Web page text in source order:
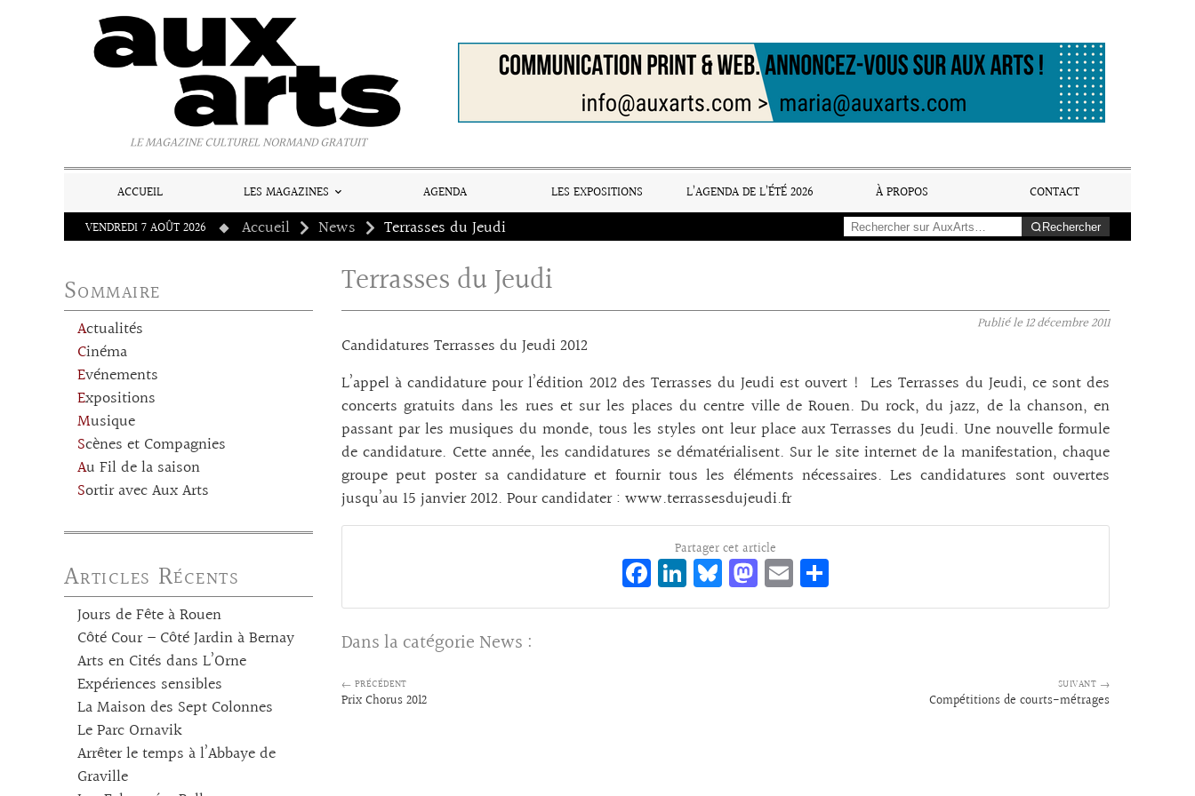
LE MAGAZINE CULTUREL NORMAND GRATUIT
ACCUEIL LES MAGAZINES AGENDA LES EXPOSITIONS L’AGENDA DE L’ÉTÉ 2026 À PROPOS
CONTACT
VENDREDI 7 AOÛT 2026
Accueil News Terrasses du Jeudi Rechercher
Sommaire
Actualités
Cinéma
Evénements
Expositions
Musique
Scènes et Compagnies
Au Fil de la saison
Sortir avec Aux Arts
Articles Récents
Jours de Fête à Rouen
Côté Cour – Côté Jardin à Bernay
Arts en Cités dans L’Orne
Expériences sensibles
La Maison des Sept Colonnes
Le Parc Ornavik
Arrêter le temps à l’Abbaye de
Graville
Terrasses du Jeudi
Publié le12 décembre 2011
Candidatures Terrasses du Jeudi 2012
L’appel à candidature pour l’édition 2012 des Terrasses du Jeudi est ouvert ! Les Terrasses du Jeudi, ce sont des
concerts gratuits dans les rues et sur les places du centre ville de Rouen. Du rock, du jazz, de la chanson, en
passant par les musiques du monde, tous les styles ont leur place aux Terrasses du Jeudi. Une nouvelle formule
de candidature. Cette année, les candidatures se dématérialisent. Sur le site internet de la manifestation, chaque
groupe peut poster sa candidature et fournir tous les éléments nécessaires. Les candidatures sont ouvertes
jusqu’au 15 janvier 2012. Pour candidater : www.terrassesdujeudi.fr
Partager cet article
Fa
ce
Li
n
Bl
ue
M
as
E
m rt
Dans la catégorie News :
← PRÉCÉDENT
Prix Chorus 2012
SUIVANT →
Compétitions de courts-métrages
Panneau de gestion des cookies